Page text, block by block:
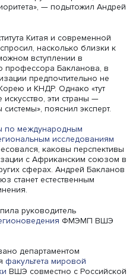
мониторинга.
организации большую
Азии, что важно для
на регион. Сами
претендуют на
заметны трения между
по поводу роли в
в организации Турции,
в будущем партнерстве
в том числе
Взаимодействовать с
сложно, но это
мастерство, считает бывший
в СВМДА активно, многие
советом форума,
стремится
и другие собственные